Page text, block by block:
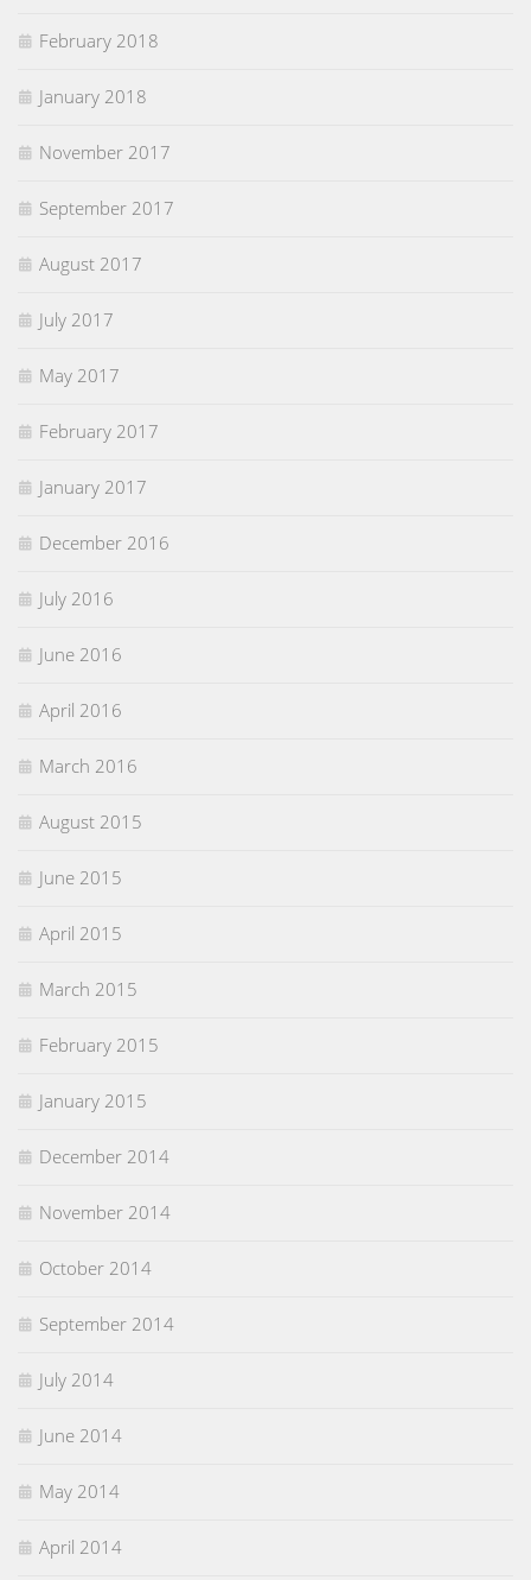
February 2018
January 2018
November 2017
September 2017
August 2017
July 2017
May 2017
February 2017
January 2017
December 2016
July 2016
June 2016
April 2016
March 2016
August 2015
June 2015
April 2015
March 2015
February 2015
January 2015
December 2014
November 2014
October 2014
September 2014
July 2014
June 2014
May 2014
April 2014